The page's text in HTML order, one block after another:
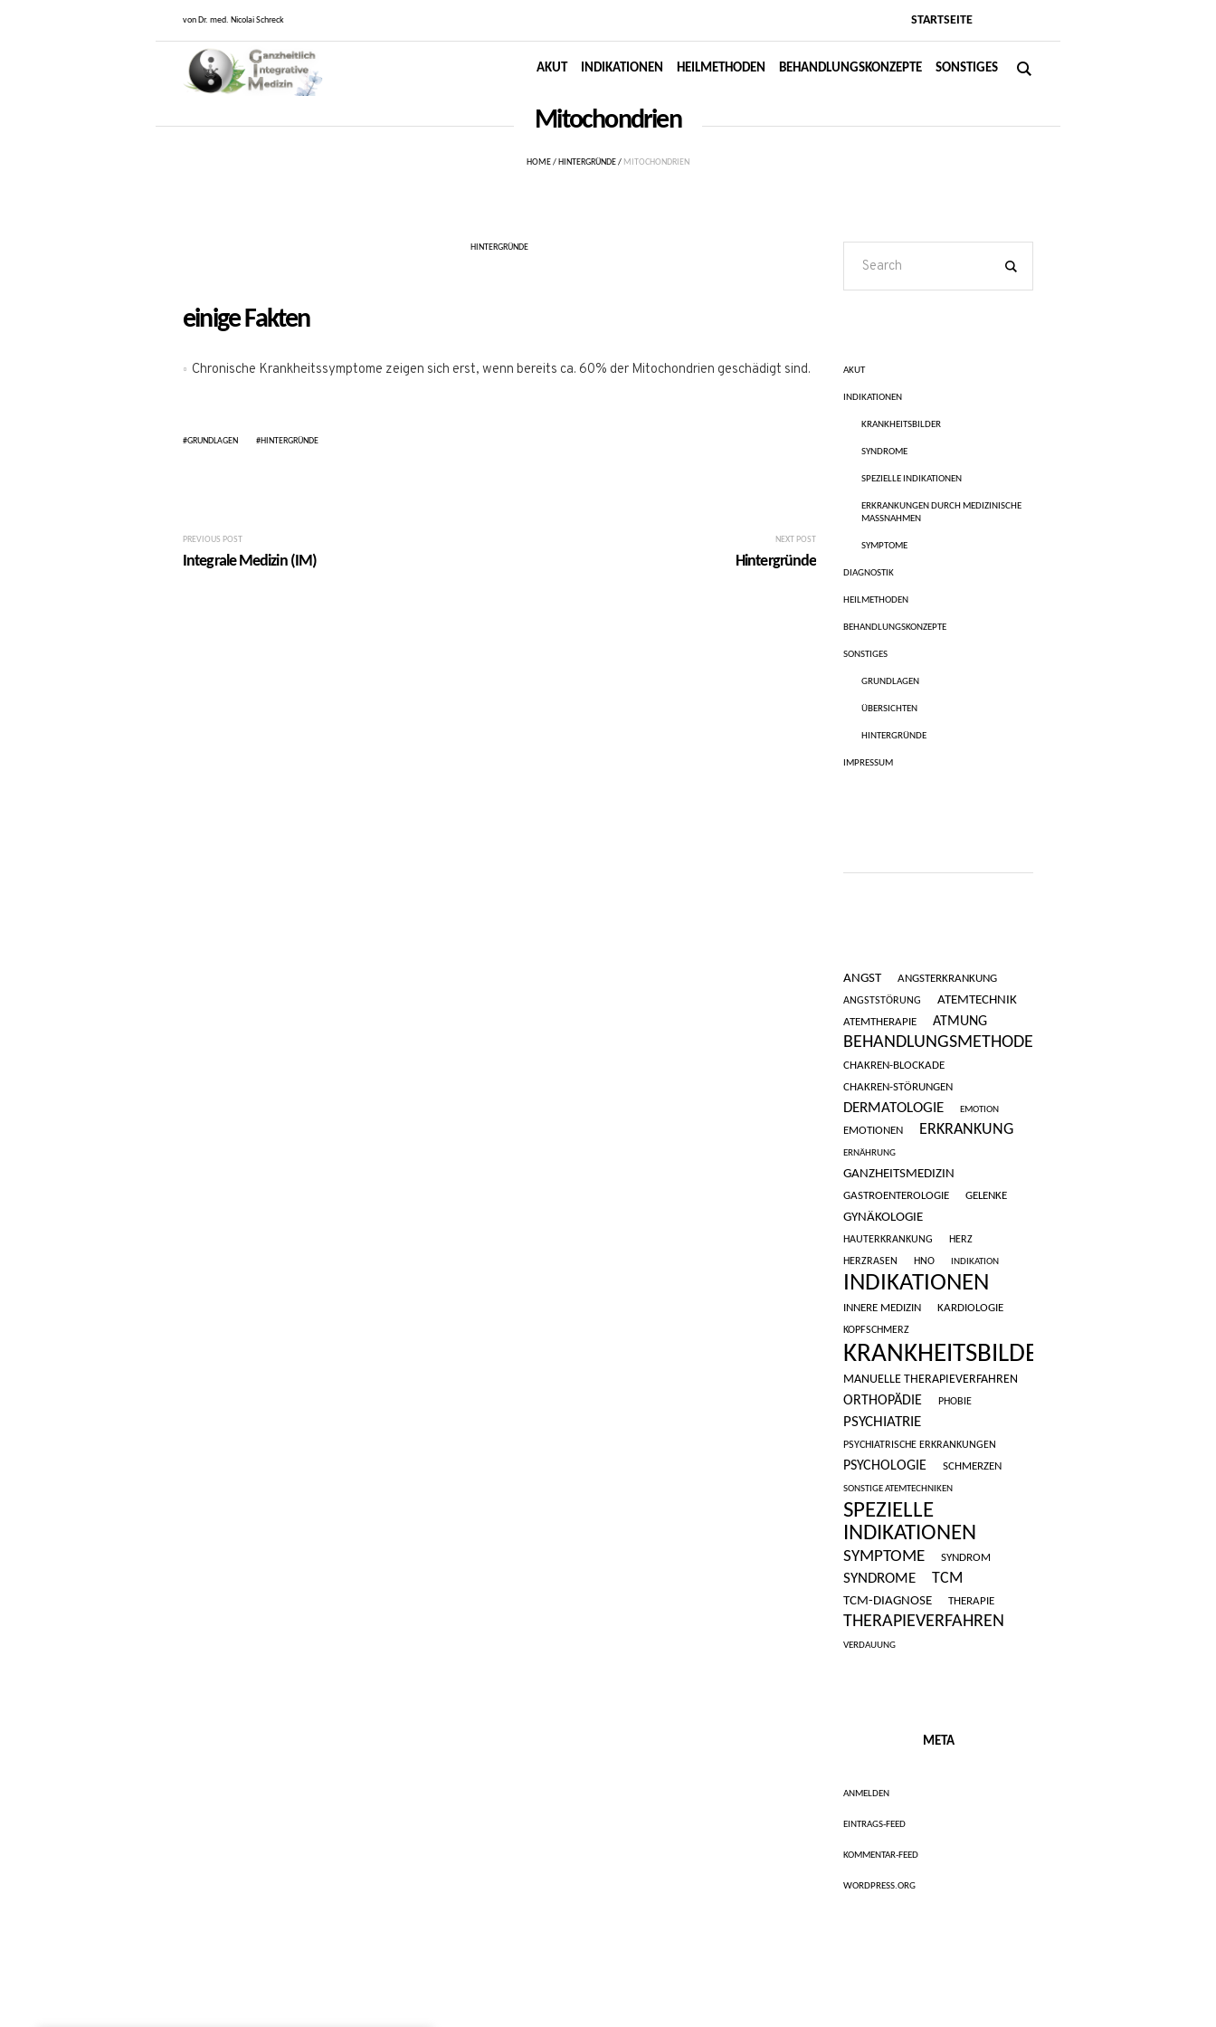
STARTSEITE
von Dr. med. Nicolai Schreck
AKUT INDIKATIONEN HEILMETHODEN BEHANDLUNGSKONZEPTE SONSTIGES
Mitochondrien
HOME/ HINTERGRÜNDE/ MITOCHONDRIEN
HINTERGRÜNDE
einige Fakten
Chronische Krankheitssymptome zeigen sich erst, wenn bereits ca. 60% der Mitochondrien geschädigt sind.
GRUNDLAGEN HINTERGRÜNDE
PREVIOUS POST
Integrale Medizin (IM)
NEXT POST
Hintergründe
AKUT
INDIKATIONEN
KRANKHEITSBILDER
SYNDROME
SPEZIELLE INDIKATIONEN
ERKRANKUNGEN DURCH MEDIZINISCHE
MASSNAHMEN
SYMPTOME
DIAGNOSTIK
HEILMETHODEN
BEHANDLUNGSKONZEPTE
SONSTIGES
GRUNDLAGEN
ÜBERSICHTEN
HINTERGRÜNDE
IMPRESSUM
ANGST
ANGSTERKRANKUNG
ANGSTSTÖRUNG
ATEMTECHNIK
ATEMTHERAPIE ATMUNG
BEHANDLUNGSMETHODE
CHAKREN-BLOCKADE
CHAKREN-STÖRUNGEN
DERMATOLOGIE EMOTION
EMOTIONEN ERKRANKUNG
ERNÄHRUNG
GANZHEITSMEDIZIN
GASTROENTEROLOGIE GELENKE
GYNÄKOLOGIE
HAUTERKRANKUNG
HERZ
HERZRASEN
HNO INDIKATION
INDIKATIONEN
INNERE MEDIZIN KARDIOLOGIE
KOPFSCHMERZ
KRANKHEITSBILDER
MANUELLE THERAPIEVERFAHREN
ORTHOPÄDIE PHOBIE
PSYCHIATRIE
PSYCHIATRISCHE ERKRANKUNGEN
PSYCHOLOGIE SCHMERZEN
SONSTIGE ATEMTECHNIKEN
SPEZIELLE
INDIKATIONEN
SYMPTOME SYNDROM
SYNDROME TCM
TCM-DIAGNOSE THERAPIE
THERAPIEVERFAHREN
VERDAUUNG
META
ANMELDEN
EINTRAGS-FEED
KOMMENTAR-FEED
WORDPRESS.ORG